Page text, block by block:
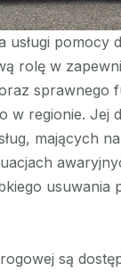
usługi pomocy
rolę w
sprawnego
w regionie. Jej
mających
usuwania
są